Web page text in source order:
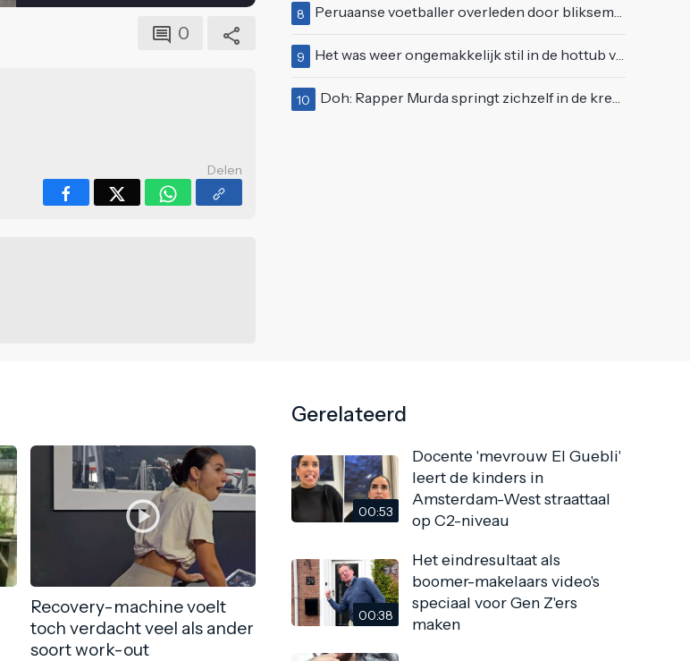
0
Delen
8 Peruaanse voetballer overleden door blikseminslag tijdens wedstrijd, vijf anderen gewond
9 Het was weer ongemakkelijk stil in de hottub van Lang Leve de Liefde
10 Doh: Rapper Murda springt zichzelf in de kreukels op het Moonstar Festival
Recovery-machine voelt
toch verdacht veel als ander
soort work-out
Gerelateerd
00:53
Docente 'mevrouw El Guebli'
leert de kinders in
Amsterdam-West straattaal
op C2-niveau
00:38
Het eindresultaat als
boomer-makelaars video's
speciaal voor Gen Z'ers
maken